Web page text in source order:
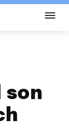
son